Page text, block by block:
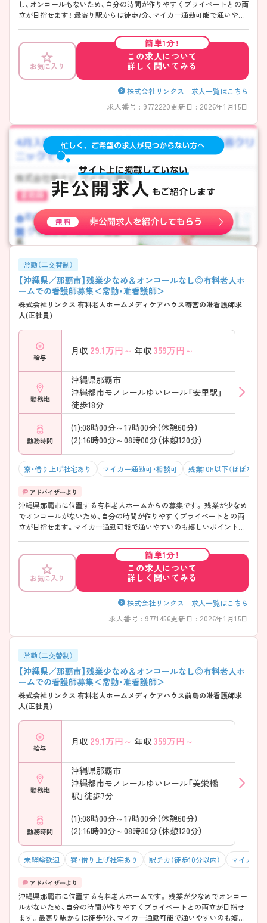
し、オンコールもないため、自分の時間が作りやすくプライベートとの両
立が目指せます！ 最寄り駅からは徒歩7分、マイカー通勤可能で通いやす
ど、さらに詳細をお話しいたしますのでお気軽にご相談ください★
お気に入り
簡単1分！
この求人について
詳しく聞いてみる
株式会社リンクス 求人一覧はこちら
求人番号 : 9772220更新日 : 2026年1月15日
常勤（二交替制）
【沖縄県／那覇市】残業少なめ＆オンコールなし◎有料老人ホ
ームでの看護師募集＜常勤・准看護師＞
株式会社リンクス 有料老人ホームメディケアハウス寄宮の准看護師求
人(正社員)
給与
月収 29.1万円～ 年収 359万円～
勤務地
沖縄県那覇市
沖縄都市モノレールゆいレール「安里駅」
徒歩18分
勤務時間
(1):08時00分～17時00分（休憩60分）
(2):16時00分～08時00分（休憩120分）
寮・借り上げ社宅あり マイカー通勤可・相談可 残業10h以下（ほぼなし）
沖縄県那覇市に位置する有料老人ホームからの募集です。 残業が少なめ
でオンコールがないため、自分の時間が作りやすくプライベートとの両
立が目指せます。マイカー通勤可能で通いやすいのも嬉しいポイントで
は、面接対策ポイントなど、さらに詳細をお話しいたしますのでお気軽に
ご相談ください！
お気に入り
簡単1分！
この求人について
詳しく聞いてみる
株式会社リンクス 求人一覧はこちら
求人番号 : 9771456更新日 : 2026年1月15日
常勤（二交替制）
【沖縄県／那覇市】残業少なめ＆オンコールなし◎有料老人ホ
ームでの看護師募集＜常勤・准看護師＞
株式会社リンクス 有料老人ホームメディケアハウス前島の准看護師求
人(正社員)
給与
月収 29.1万円～ 年収 359万円～
勤務地
沖縄県那覇市
沖縄都市モノレールゆいレール「美栄橋
駅」徒歩7分
勤務時間
(1):08時00分～17時00分（休憩60分）
(2):16時00分～08時30分（休憩120分）
未経験歓迎 寮・借り上げ社宅あり 駅チカ（徒歩10分以内） マイカー
沖縄県那覇市に位置する有料老人ホームです。 残業が少なめでオンコー
ルがないため、自分の時間が作りやすくプライベートとの両立が目指せ
ます。最寄り駅からは徒歩7分、マイカー通勤可能で通いやすいのも嬉し